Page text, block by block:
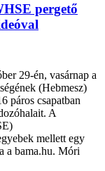
pergető
29-én, vasárnap a
(Hebmesz)
páros csapatban
A
mellett egy
a bama.hu. Móri